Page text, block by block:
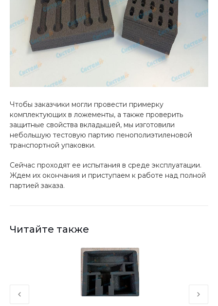
Чтобы заказчики могли провести примерку
комплектующих в ложементы, а также проверить
защитные свойства вкладышей, мы изготовили
небольшую тестовую партию пенополиэтиленовой
транспортной упаковки.
Сейчас проходят ее испытания в среде эксплуатации.
Ждем их окончания и приступаем к работе над полной
партией заказа.
Читайте также